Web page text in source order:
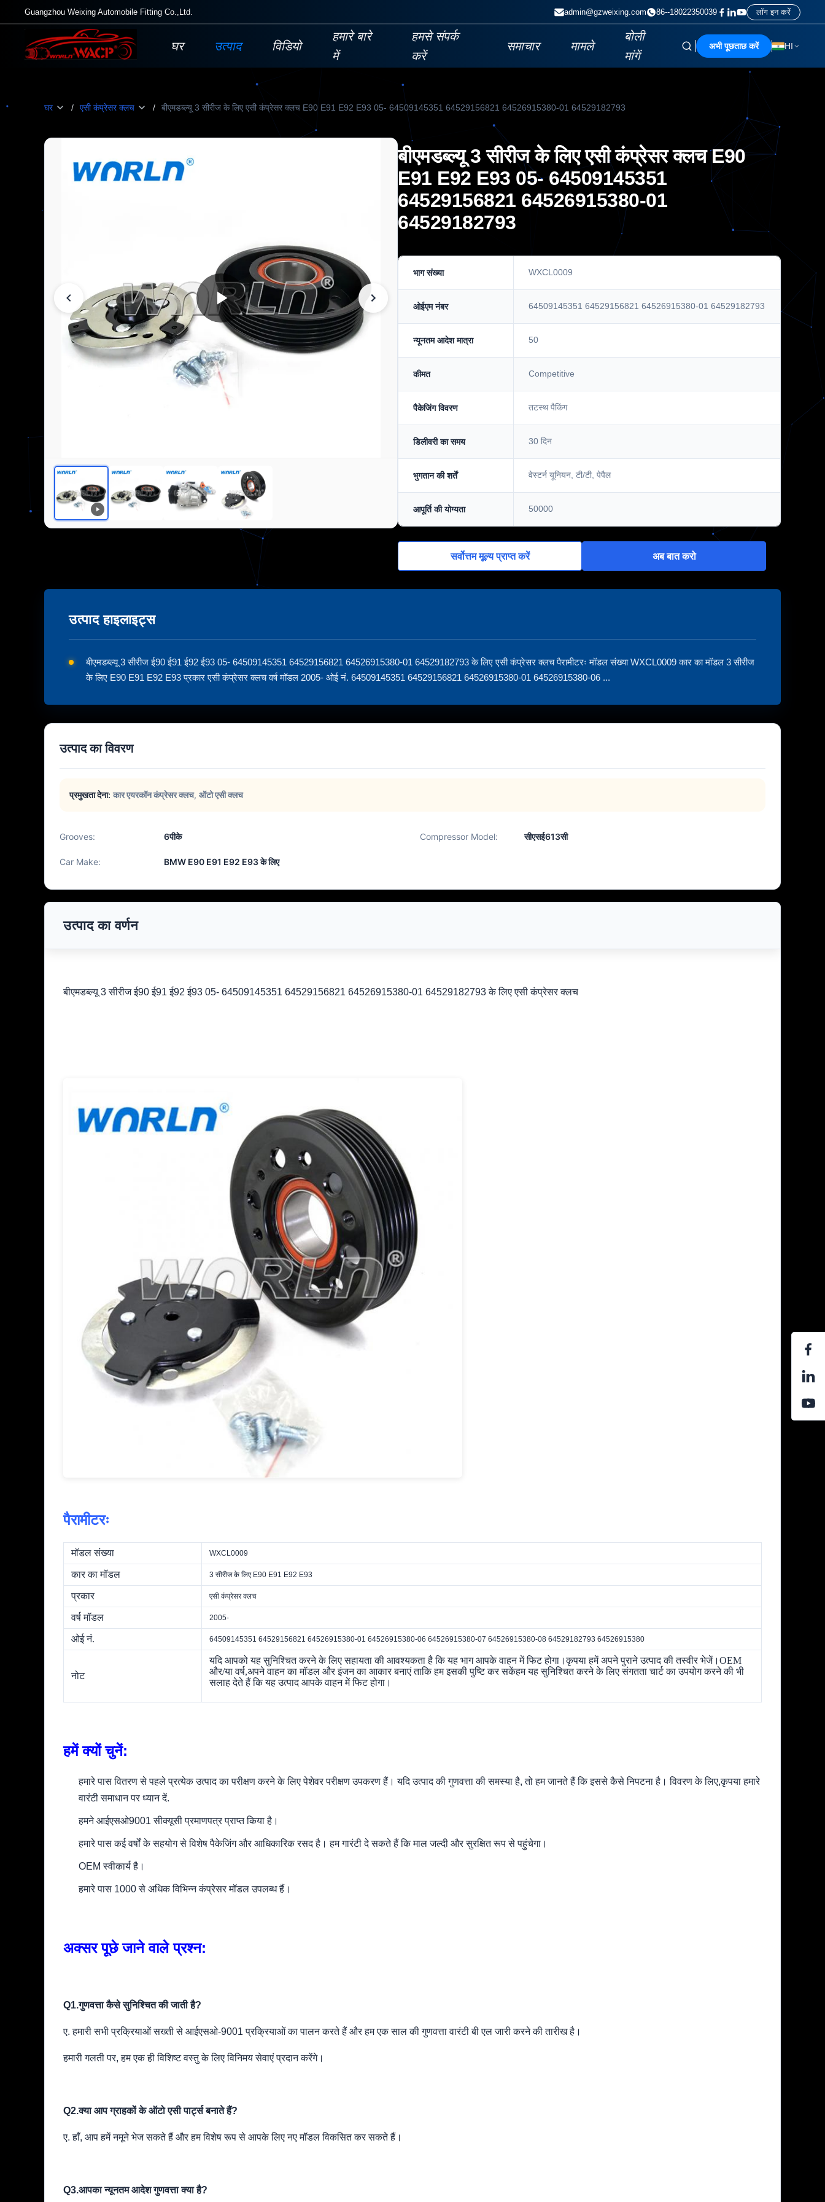
Guangzhou Weixing Automobile Fitting Co.,Ltd. admin@gzweixing.com 86--18022350039 लॉग इन करें
घर उत्पाद विडियो
हमारे बारे
में
हमसे संपर्क
करें
समाचार मामले
बोली
मांगें
अभी पूछताछ करें HI
घर / एसी कंप्रेसर क्लच / बीएमडब्ल्यू 3 सीरीज के लिए एसी कंप्रेसर क्लच E90 E91 E92 E93 05- 64509145351 64529156821 64526915380-01 64529182793
बीएमडब्ल्यू 3 सीरीज के लिए एसी कंप्रेसर क्लच E90
E91 E92 E93 05- 64509145351
64529156821 64526915380-01
64529182793
भाग संख्या WXCL0009
ओईएम नंबर 64509145351 64529156821 64526915380-01 64529182793
न्यूनतम आदेश मात्रा 50
कीमत Competitive
पैकेजिंग विवरण तटस्थ पैकिंग
डिलीवरी का समय 30 दिन
भुगतान की शर्तें वेस्टर्न यूनियन, टी/टी, पेपैल
आपूर्ति की योग्यता 50000
सर्वोत्तम मूल्य प्राप्त करें अब बात करो
उत्पाद हाइलाइट्स
बीएमडब्ल्यू 3 सीरीज ई90 ई91 ई92 ई93 05- 64509145351 64529156821 64526915380-01 64529182793 के लिए एसी कंप्रेसर क्लच पैरामीटरः मॉडल संख्या WXCL0009 कार का मॉडल 3 सीरीज
के लिए E90 E91 E92 E93 प्रकार एसी कंप्रेसर क्लच वर्ष मॉडल 2005- ओई नं. 64509145351 64529156821 64526915380-01 64526915380-06 ...
उत्पाद का विवरण
प्रमुखता देना: कार एयरकॉन कंप्रेसर क्लच, ऑटो एसी क्लच
Grooves: 6पीके Compressor Model: सीएसई613सी
Car Make: BMW E90 E91 E92 E93 के लिए
उत्पाद का वर्णन
बीएमडब्ल्यू 3 सीरीज ई90 ई91 ई92 ई93 05- 64509145351 64529156821 64526915380-01 64529182793 के लिए एसी कंप्रेसर क्लच
पैरामीटरः
मॉडल संख्या WXCL0009
कार का मॉडल 3 सीरीज के लिए E90 E91 E92 E93
प्रकार एसी कंप्रेसर क्लच
वर्ष मॉडल 2005-
ओई नं. 64509145351 64529156821 64526915380-01 64526915380-06 64526915380-07 64526915380-08 64529182793 64526915380
नोट
यदि आपको यह सुनिश्चित करने के लिए सहायता की आवश्यकता है कि यह भाग आपके वाहन में फिट होगा।कृपया हमें अपने पुराने उत्पाद की तस्वीर भेजें।OEM
और/या वर्ष,अपने वाहन का मॉडल और इंजन का आकार बनाएं ताकि हम इसकी पुष्टि कर सकेंहम यह सुनिश्चित करने के लिए संगतता चार्ट का उपयोग करने की भी
सलाह देते हैं कि यह उत्पाद आपके वाहन में फिट होगा।
हमें क्यों चुनें:
हमारे पास वितरण से पहले प्रत्येक उत्पाद का परीक्षण करने के लिए पेशेवर परीक्षण उपकरण हैं। यदि उत्पाद की गुणवत्ता की समस्या है, तो हम जानते हैं कि इससे कैसे निपटना है। विवरण के लिए,कृपया हमारे
वारंटी समाधान पर ध्यान दें.
हमने आईएसओ9001 सीक्यूसी प्रमाणपत्र प्राप्त किया है।
हमारे पास कई वर्षों के सहयोग से विशेष पैकेजिंग और आधिकारिक रसद है। हम गारंटी दे सकते हैं कि माल जल्दी और सुरक्षित रूप से पहुंचेगा।
OEM स्वीकार्य है।
हमारे पास 1000 से अधिक विभिन्न कंप्रेसर मॉडल उपलब्ध हैं।
अक्सर पूछे जाने वाले प्रश्न:
Q1.गुणवत्ता कैसे सुनिश्चित की जाती है?
ए. हमारी सभी प्रक्रियाओं सख्ती से आईएसओ-9001 प्रक्रियाओं का पालन करते हैं और हम एक साल की गुणवत्ता वारंटी बी एल जारी करने की तारीख है।
हमारी गलती पर, हम एक ही विशिष्ट वस्तु के लिए विनिमय सेवाएं प्रदान करेंगे।
Q2.क्या आप ग्राहकों के ऑटो एसी पार्ट्स बनाते हैं?
ए. हाँ, आप हमें नमूने भेज सकते हैं और हम विशेष रूप से आपके लिए नए मॉडल विकसित कर सकते हैं।
Q3.आपका न्यूनतम आदेश गुणवत्ता क्या है?